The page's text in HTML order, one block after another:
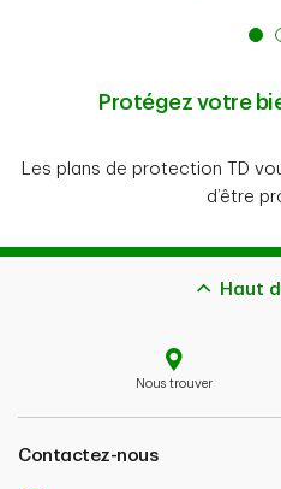
Protégez votre
Les plans de protection TD
d’être
Haut
Nous trouver
Contactez-nous